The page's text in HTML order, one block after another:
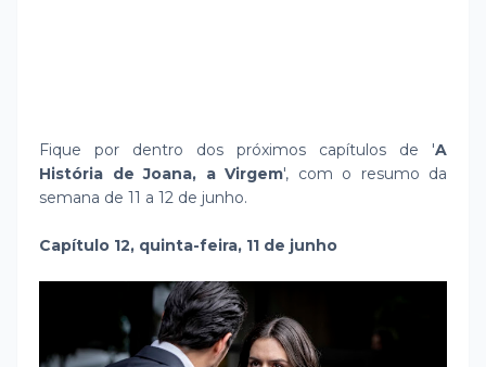
Fique por dentro dos próximos capítulos de 'A
História de Joana, a Virgem', com o resumo da
semana de 11 a 12 de junho.
Capítulo 12, quinta-feira, 11 de junho